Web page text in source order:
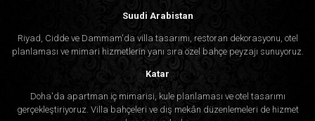
Suudi Arabistan
Riyad, Cidde ve Dammam'da villa tasarımı, restoran dekorasyonu, otel
planlaması ve mimari hizmetlerin yanı sıra özel bahçe peyzajı sunuyoruz.
Katar
Doha'da apartman iç mimarisi, kule planlaması ve otel tasarımı
gerçekleştiriyoruz. Villa bahçeleri ve dış mekân düzenlemeleri de hizmet